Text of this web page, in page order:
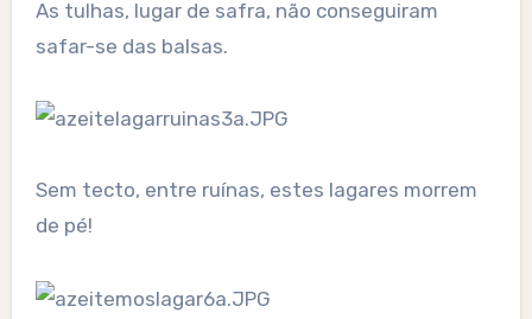
As tulhas, lugar de safra, não conseguiram
safar-se das balsas.
Sem tecto, entre ruínas, estes lagares morrem
de pé!